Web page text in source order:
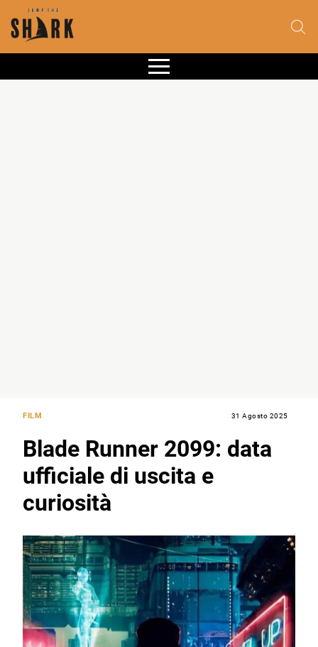
FILM 31 Agosto 2025
Blade Runner 2099: data
ufficiale di uscita e
curiosità